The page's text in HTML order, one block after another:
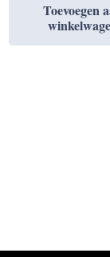
Toevoegen